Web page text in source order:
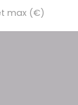
max (€)